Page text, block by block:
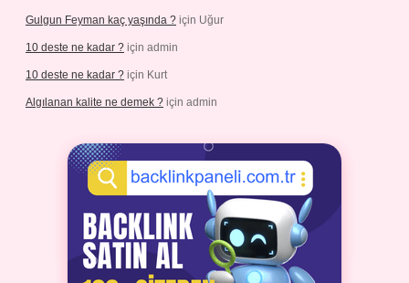
Gulgun Feyman kaç yaşında ? için Uğur
10 deste ne kadar ? için admin
10 deste ne kadar ? için Kurt
Algılanan kalite ne demek ? için admin